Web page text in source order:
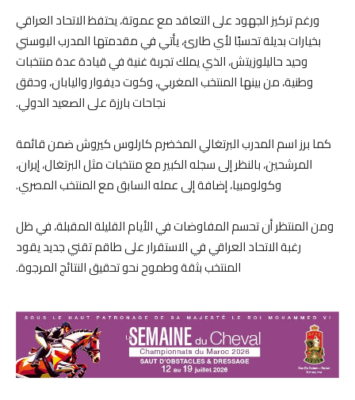
ورغم تركيز الجهود على التعاقد مع عموتة، يحتفظ الاتحاد العراقي
بخيارات بديلة تحسبًا لأي طارئ، يأتي في مقدمتها المدرب البوسني
وحيد حاليلوزيتش، الذي يملك تجربة غنية في قيادة عدة منتخبات
وطنية، من بينها المنتخب المغربي، وكوت ديفوار واليابان، وحقق
نجاحات بارزة على الصعيد الدولي.
كما برز اسم المدرب البرتغالي المخضرم كارلوس كيروش ضمن قائمة
المرشحين، بالنظر إلى سجله الكبير مع منتخبات مثل البرتغال، إيران،
وكولومبيا، إضافة إلى عمله السابق مع المنتخب المصري.
ومن المنتظر أن تحسم المفاوضات في الأيام القليلة المقبلة، في ظل
رغبة الاتحاد العراقي في الاستقرار على طاقم تقني جديد يقود
المنتخب بثقة وطموح نحو تحقيق النتائج المرجوة.